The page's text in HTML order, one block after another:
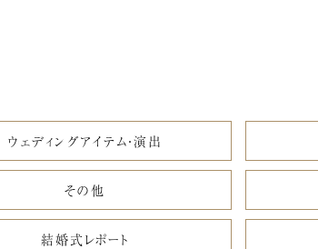
ウェディングアイテム・演出
その他
結婚式レポート